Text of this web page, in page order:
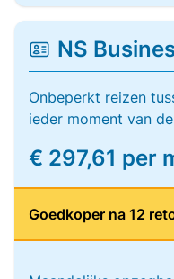
NS
Onbeperkt reizen
ieder moment van
€ 297,61 per
Goedkoper na 12